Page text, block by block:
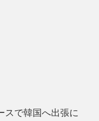
スで韓国へ出張に